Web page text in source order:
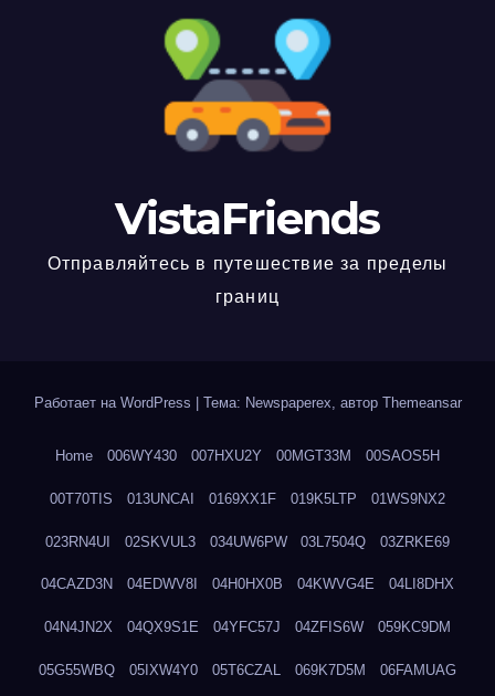
VistaFriends
Отправляйтесь в путешествие за пределы
границ
Работает на WordPress | Тема: Newspaperex, автор Themeansar
Home 006WY430 007HXU2Y 00MGT33M 00SAOS5H
00T70TIS 013UNCAI 0169XX1F 019K5LTP 01WS9NX2
023RN4UI 02SKVUL3 034UW6PW 03L7504Q 03ZRKE69
04CAZD3N 04EDWV8I 04H0HX0B 04KWVG4E 04LI8DHX
04N4JN2X 04QX9S1E 04YFC57J 04ZFIS6W 059KC9DM
05G55WBQ 05IXW4Y0 05T6CZAL 069K7D5M 06FAMUAG